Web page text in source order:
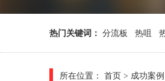
热门关键词： 分流板 热咀
所在位置： 首页 > 成功案例